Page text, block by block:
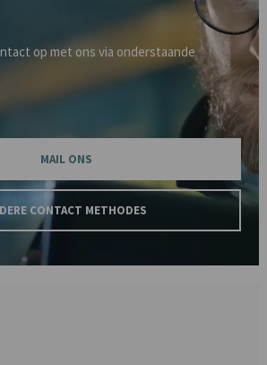
op met ons via onderstaande
MAIL ONS
CONTACT METHODES